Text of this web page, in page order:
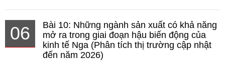
06
Bài 10: Những ngành sản xuất có khả năng
mở ra trong giai đoạn hậu biến động của
kinh tế Nga (Phân tích thị trường cập nhật
đến năm 2026)